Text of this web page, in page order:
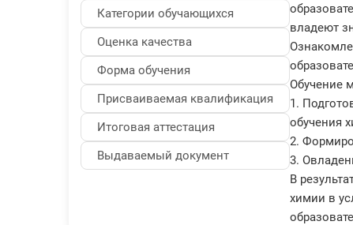
Категории обучающихся
Оценка качества
Форма обучения
Присваиваемая квалификация
Итоговая аттестация
Выдаваемый документ
владеют
Обучение
1.
обучения
2.
3.
В
химии в